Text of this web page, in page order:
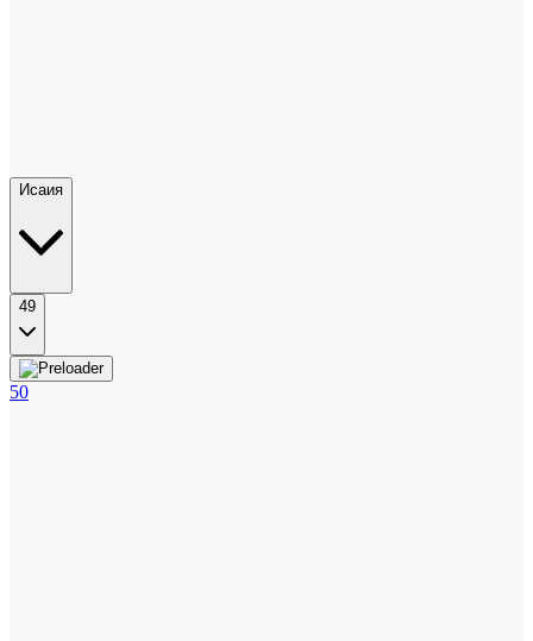
Исаия
49
50